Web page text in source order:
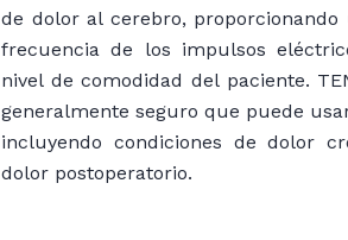
de dolor al cerebro,
frecuencia de los impulsos
nivel de comodidad del paciente.
generalmente seguro que puede
incluyendo condiciones de dolor
dolor postoperatorio.